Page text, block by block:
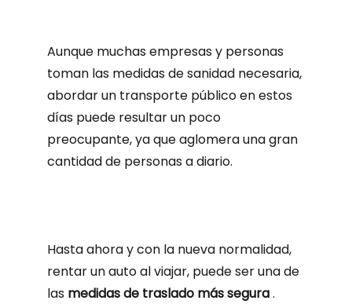
Aunque muchas empresas y personas
toman las medidas de sanidad necesaria,
abordar un transporte público en estos
días puede resultar un poco
preocupante, ya que aglomera una gran
cantidad de personas a diario.
Hasta ahora y con la nueva normalidad,
rentar un auto al viajar, puede ser una de
las medidas de traslado más segura.